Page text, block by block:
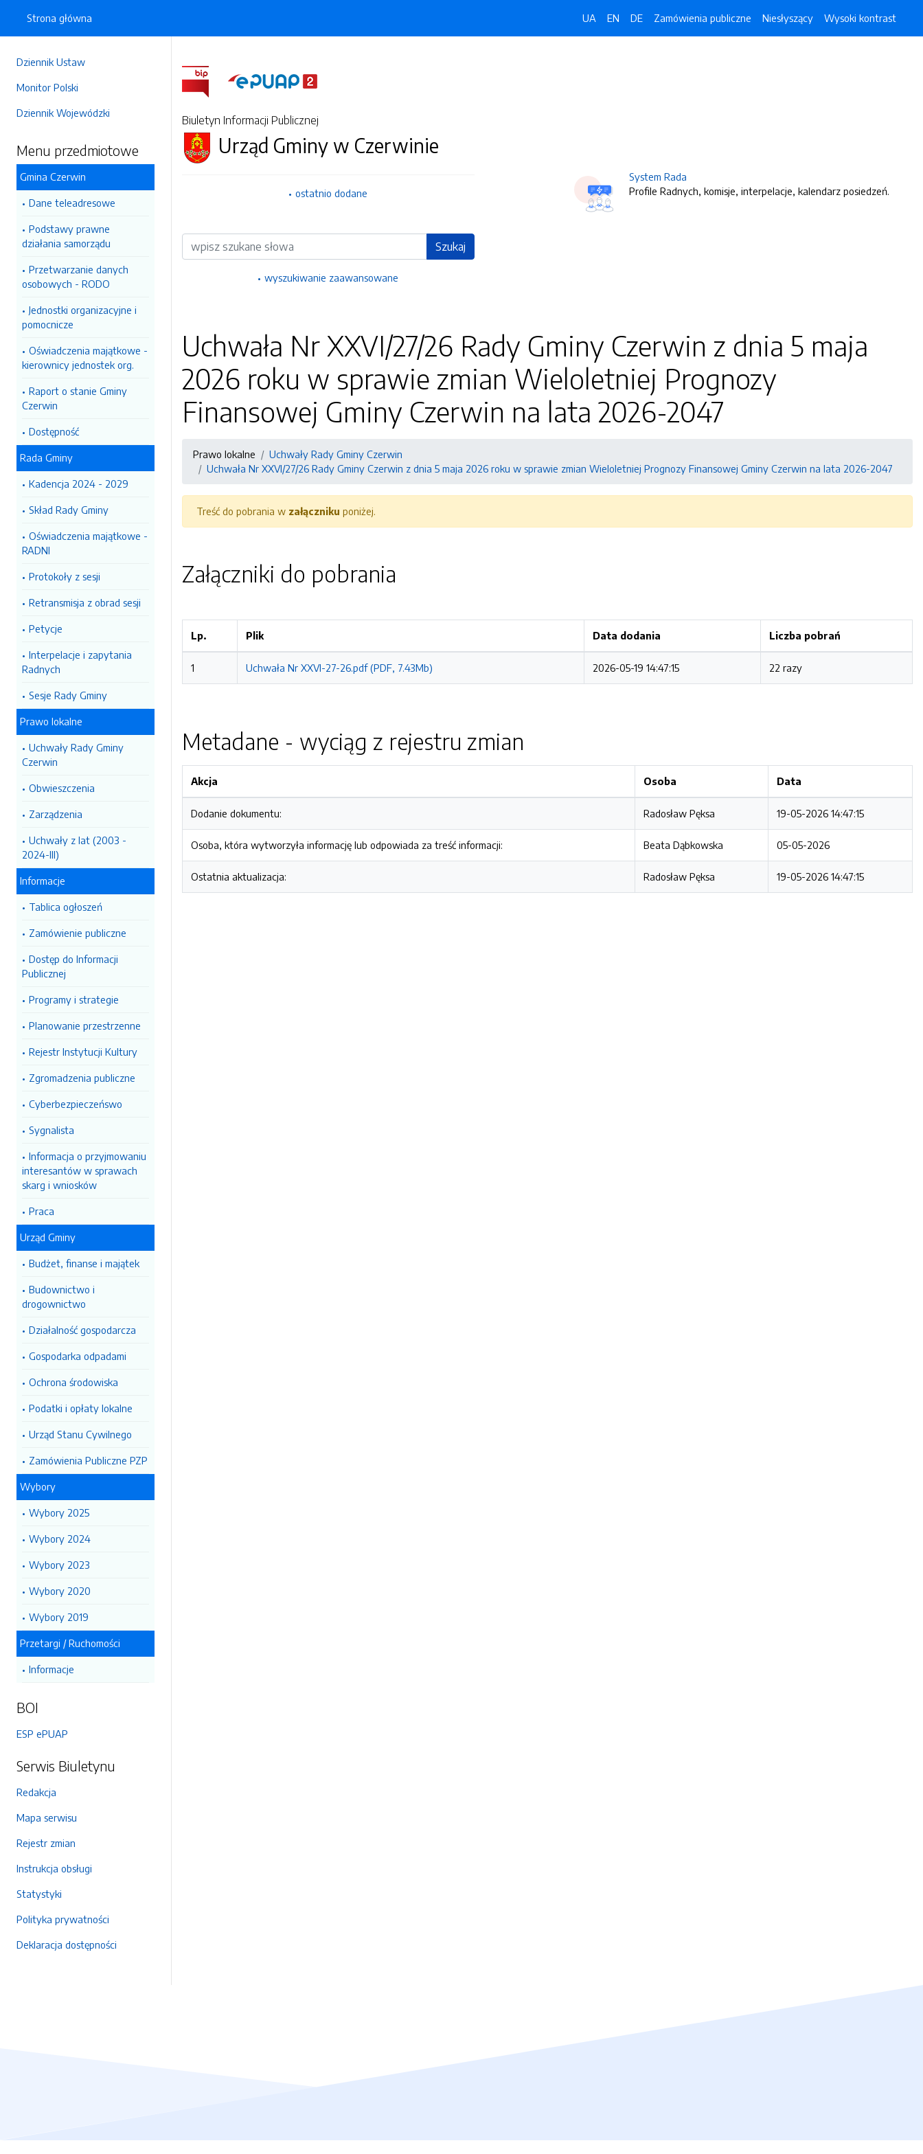
Dziennik Ustaw
Monitor Polski
Dziennik Wojewódzki
Menu przedmiotowe
Gmina Czerwin
Dane teleadresowe
Podstawy prawne
działania samorządu
Przetwarzanie danych
osobowych - RODO
Jednostki organizacyjne i
pomocnicze
Oświadczenia majątkowe -
kierownicy jednostek org.
Raport o stanie Gminy
Czerwin
Dostępność
Rada Gminy
Kadencja 2024 - 2029
Skład Rady Gminy
Oświadczenia majątkowe -
RADNI
Protokoły z sesji
Retransmisja z obrad sesji
Petycje
Interpelacje i zapytania
Radnych
Sesje Rady Gminy
Prawo lokalne
Uchwały Rady Gminy
Czerwin
Obwieszczenia
Zarządzenia
Uchwały z lat (2003 -
2024-III)
Informacje
Tablica ogłoszeń
Zamówienie publiczne
Dostęp do Informacji
Publicznej
Programy i strategie
Planowanie przestrzenne
Rejestr Instytucji Kultury
Zgromadzenia publiczne
Cyberbezpieczeńswo
Sygnalista
Informacja o przyjmowaniu
interesantów w sprawach
skarg i wniosków
Praca
Urząd Gminy
Budżet, finanse i majątek
Budownictwo i
drogownictwo
Działalność gospodarcza
Gospodarka odpadami
Ochrona środowiska
Podatki i opłaty lokalne
Urząd Stanu Cywilnego
Zamówienia Publiczne PZP
Wybory
Wybory 2025
Wybory 2024
Wybory 2023
Wybory 2020
Wybory 2019
Przetargi / Ruchomości
Informacje
BOI
ESP ePUAP
Serwis Biuletynu
Redakcja
Mapa serwisu
Rejestr zmian
Instrukcja obsługi
Statystyki
Polityka prywatności
Deklaracja dostępności
Strona główna UA EN DE Zamówienia publiczne Niesłyszący Wysoki kontrast
Biuletyn Informacji Publicznej
Urząd Gminy w Czerwinie
ostatnio dodane
Wyszukiwarka Szukaj
wyszukiwanie zaawansowane
System Rada
Profile Radnych, komisje, interpelacje, kalendarz posiedzeń.
Uchwała Nr XXVI/27/26 Rady Gminy Czerwin z dnia 5 maja
2026 roku w sprawie zmian Wieloletniej Prognozy
Finansowej Gminy Czerwin na lata 2026-2047
Prawo lokalne
Uchwały Rady Gminy Czerwin
Uchwała Nr XXVI/27/26 Rady Gminy Czerwin z dnia 5 maja 2026 roku w sprawie zmian Wieloletniej Prognozy Finansowej Gminy Czerwin na lata 2026-2047
Treść do pobrania w załączniku poniżej.
Załączniki do pobrania
Lp. Plik Data dodania Liczba pobrań
1 Uchwała Nr XXVI-27-26.pdf (PDF, 7.43Mb) 2026-05-19 14:47:15 22 razy
Metadane - wyciąg z rejestru zmian
Akcja Osoba Data
Dodanie dokumentu: Radosław Pęksa 19-05-2026 14:47:15
Osoba, która wytworzyła informację lub odpowiada za treść informacji: Beata Dąbkowska 05-05-2026
Ostatnia aktualizacja: Radosław Pęksa 19-05-2026 14:47:15